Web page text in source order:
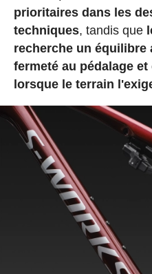
prioritaires dans les
techniques, tandis que
recherche un équilibre
fermeté au pédalage
lorsque le terrain